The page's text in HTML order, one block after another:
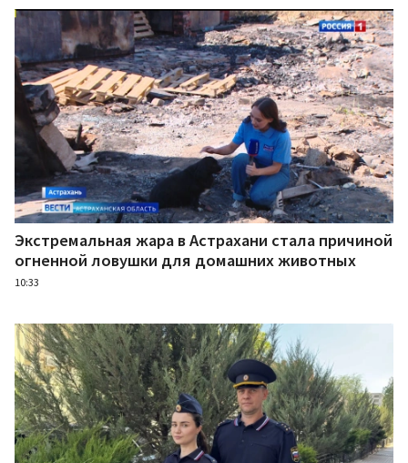
Экстремальная жара в Астрахани стала причиной
огненной ловушки для домашних животных
10:33